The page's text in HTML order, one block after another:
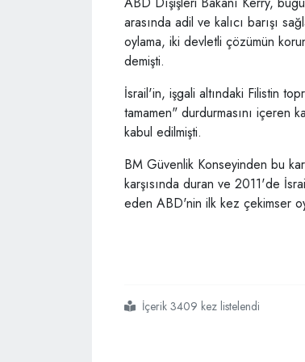
arasında adil ve kalıcı barışı
oylama, iki devletli çözümün
demişti.
İsrail'in, işgali altındaki Filistin
tamamen" durdurmasını içeren
kabul edilmişti.
BM Güvenlik Konseyinden bu
karşısında duran ve 2011'de
eden ABD'nin ilk kez çekimser
#israil başbakanı binyamin netanyahu
#abd dışişleri bakanı kerry
#bmgk kararı
İçerik 3409 kez listelendi